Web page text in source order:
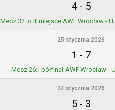
4- 5
Mecz 32: o III miejsce AWF Wrocław -
25 stycznia 2026
1 - 7
Mecz 26: I półfinał AWF Wrocław -
24 stycznia 2026
5- 3